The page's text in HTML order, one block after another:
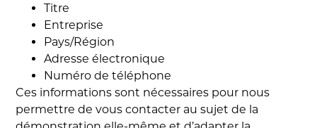
Titre
Entreprise
Pays/Région
Adresse électronique
Numéro de téléphone
Ces informations sont nécessaires pour nous
permettre de vous contacter au sujet de la